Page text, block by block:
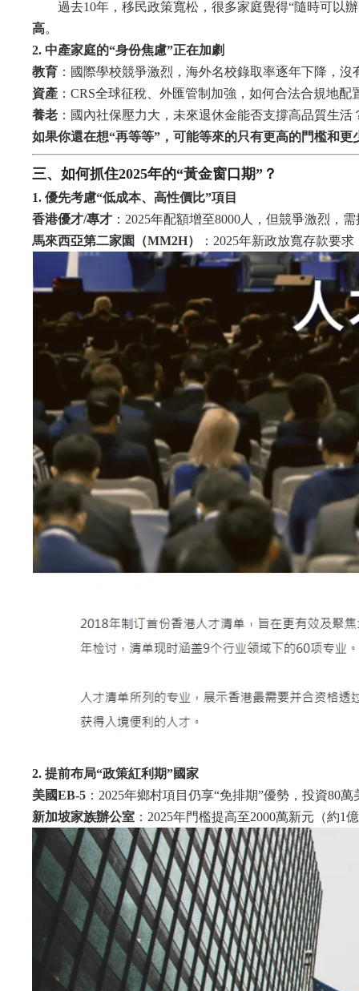
過去10年，移民政策寬松，很多家庭覺得“隨時可以
高。
2. 中產家庭的“身份焦慮”正在加劇
教育 ：國際學校競爭激烈，海外名校錄取率逐年下降，
資產 ：CRS全球征稅、外匯管制加強，如何合法合規地配
養老 ：國內社保壓力大，未來退休金能否支撐高品質生活
如果你還在想“再等等”，可能等來的只有更高的門檻和更
三、如何抓住2025年的“黃金窗口期”？
1. 優先考慮“低成本、高性價比”項目
香港優才/專才 ：2025年配額增至8000人，但競爭激烈，
馬來西亞第二家園（MM2H）
：2025年新政放寬存款要
2. 提前布局“政策紅利期”國家
美國EB-5 ：2025年鄉村項目仍享“免排期”優勢，投資80
新加坡家族辦公室 ：2025年門檻提高至2000萬新元（約1